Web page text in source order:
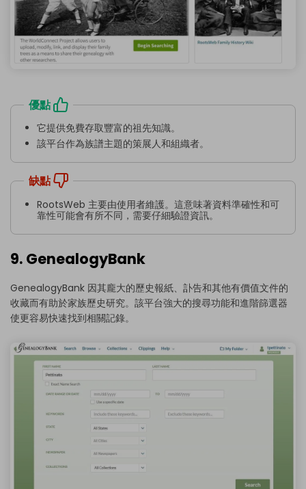
優點
它提供免費存取豐富的祖先知識。
該平台作為族譜主題的策展人和組織者。
缺點
RootsWeb 主要由使用者維護。這意味著資料準確性和可
靠性可能會有所不同，需要仔細驗證資訊。
9. GenealogyBank
GenealogyBank 因其龐大的歷史報紙、訃告和其他有價值文件的
收藏而有助於家族歷史研究。該平台強大的搜尋功能和進階篩選器
使更容易快速找到相關記錄。